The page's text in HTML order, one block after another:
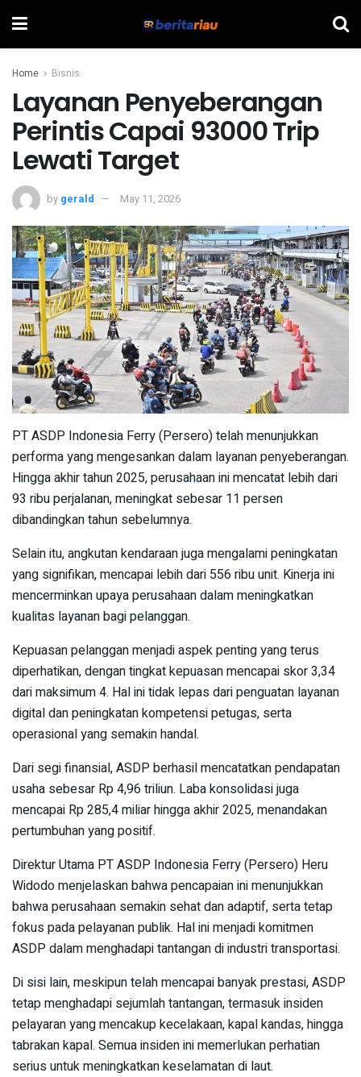
Home Bisnis
Layanan Penyeberangan
Perintis Capai 93000 Trip
Lewati Target
by gerald May 11, 2026
PT ASDP Indonesia Ferry (Persero) telah menunjukkan
performa yang mengesankan dalam layanan penyeberangan.
Hingga akhir tahun 2025, perusahaan ini mencatat lebih dari
93 ribu perjalanan, meningkat sebesar 11 persen
dibandingkan tahun sebelumnya.
Selain itu, angkutan kendaraan juga mengalami peningkatan
yang signifikan, mencapai lebih dari 556 ribu unit. Kinerja ini
mencerminkan upaya perusahaan dalam meningkatkan
kualitas layanan bagi pelanggan.
Kepuasan pelanggan menjadi aspek penting yang terus
diperhatikan, dengan tingkat kepuasan mencapai skor 3,34
dari maksimum 4. Hal ini tidak lepas dari penguatan layanan
digital dan peningkatan kompetensi petugas, serta
operasional yang semakin handal.
Dari segi finansial, ASDP berhasil mencatatkan pendapatan
usaha sebesar Rp 4,96 triliun. Laba konsolidasi juga
mencapai Rp 285,4 miliar hingga akhir 2025, menandakan
pertumbuhan yang positif.
Direktur Utama PT ASDP Indonesia Ferry (Persero) Heru
Widodo menjelaskan bahwa pencapaian ini menunjukkan
bahwa perusahaan semakin sehat dan adaptif, serta tetap
fokus pada pelayanan publik. Hal ini menjadi komitmen
ASDP dalam menghadapi tantangan di industri transportasi.
Di sisi lain, meskipun telah mencapai banyak prestasi, ASDP
tetap menghadapi sejumlah tantangan, termasuk insiden
pelayaran yang mencakup kecelakaan, kapal kandas, hingga
tabrakan kapal. Semua insiden ini memerlukan perhatian
serius untuk meningkatkan keselamatan di laut.